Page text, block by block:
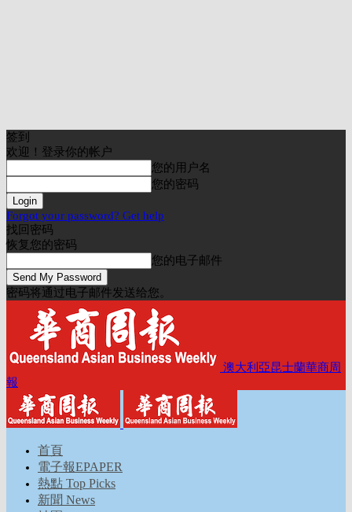
签到
欢迎！登录你的帐户
您的用户名
您的密码
Forgot your password? Get help
找回密码
恢复您的密码
您的电子邮件
密码将通过电子邮件发送给您。
澳大利亞昆士蘭華商周
報
首頁
電子報EPAPER
熱點 Top Picks
新聞 News